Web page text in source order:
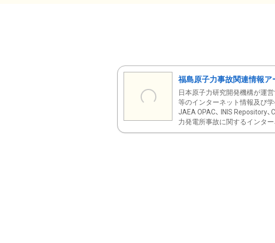
福島原子力事故関連情報
日本原子力研究開発機構が運
等のインターネット情報及び学
JAEA OPAC、 INIS Repository
力発電所事故に関するインター